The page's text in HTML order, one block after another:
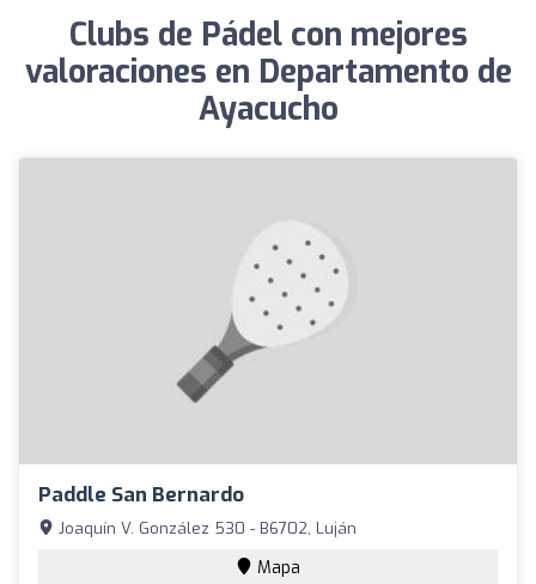
Clubs de Pádel con mejores
valoraciones en Departamento de
Ayacucho
Paddle San Bernardo
Joaquín V. González 530 - B6702, Luján
Mapa